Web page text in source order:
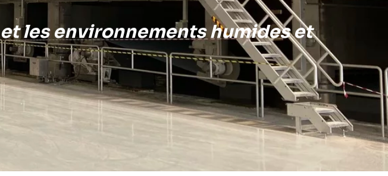
les environnements humides et